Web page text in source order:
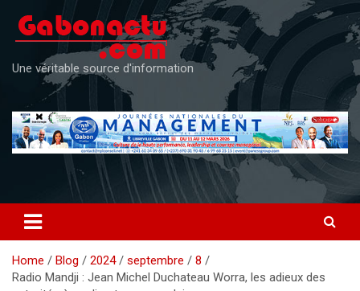
content
Une véritable source d'information
Home Blog 2024 septembre
8
Radio Mandji : Jean Michel Duchateau Worra, les adieux des